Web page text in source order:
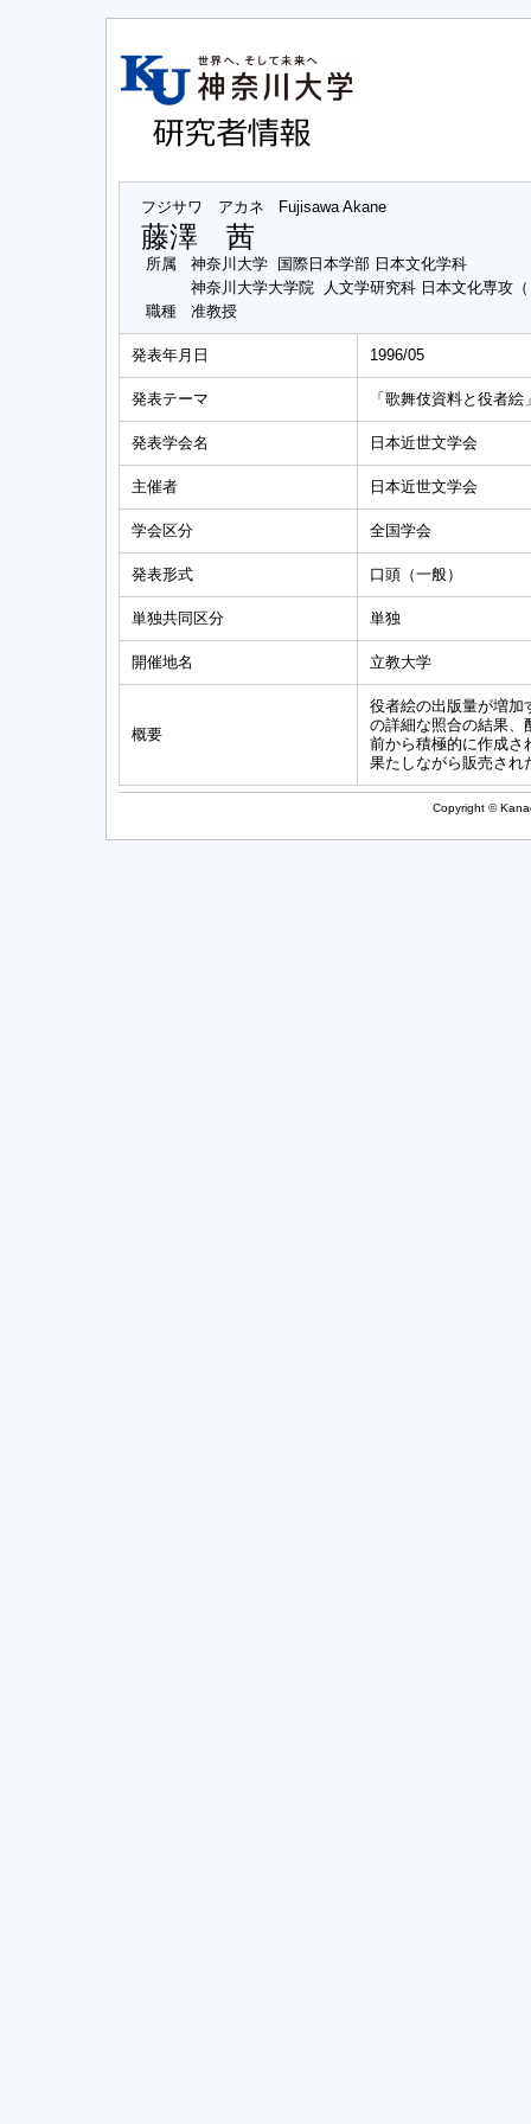
フジサワ アカネ Fujisawa Akane
藤澤 茜
所属
神奈川大学 国際日本学部 日本文化学科
神奈川大学大学院 人文学研究科 日本文化専攻
職種
准教授
発表年月日 1996/05
発表テーマ 「歌舞伎資料と役者絵
発表学会名 日本近世文学会
主催者 日本近世文学会
学会区分 全国学会
発表形式 口頭（一般）
単独共同区分 単独
開催地名 立教大学
概要
役者絵の出版量が増加
の詳細な照合の結果、
前から積極的に作成さ
果たしながら販売され
Copyright ©